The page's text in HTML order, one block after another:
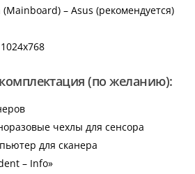
– Asus (рекомендуется)
(по желанию):
чехлы для сенсора
для сканера
– Info»